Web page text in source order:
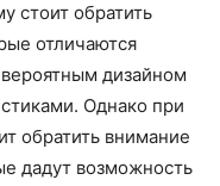
стоит обратить
отличаются
дизайном
Однако при
обратить внимание
дадут возможность